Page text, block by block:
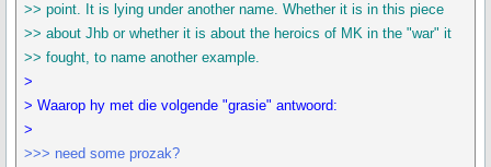
>> point. It is lying under another name. Whether it is in this piece
>> about Jhb or whether it is about the heroics of MK in the "war" it
>> fought, to name another example.
>
> Waarop hy met die volgende "grasie" antwoord:
>
>>> need some prozak?